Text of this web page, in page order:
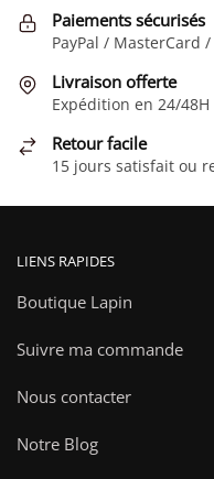
être
choisies
la
du
produit
Paiements sécurisés
PayPal / MasterCard /
Livraison offerte
Expédition en 24/48H
Retour facile
15 jours satisfait ou
LIENS RAPIDES
Boutique Lapin
Suivre ma commande
Nous contacter
Notre Blog